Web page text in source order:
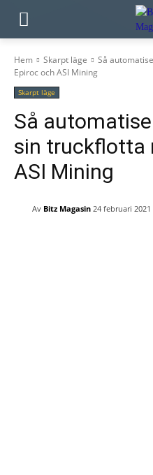
Hem Skarpt läge
Så
Epiroc och ASI Mining
Skarpt läge
Så
sin truckflotta
ASI Mining
Av Bitz Magasin 24 februari 2021